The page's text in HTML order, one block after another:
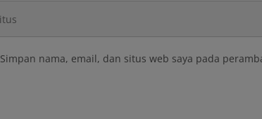
Simpan nama, email, dan situs web saya pada